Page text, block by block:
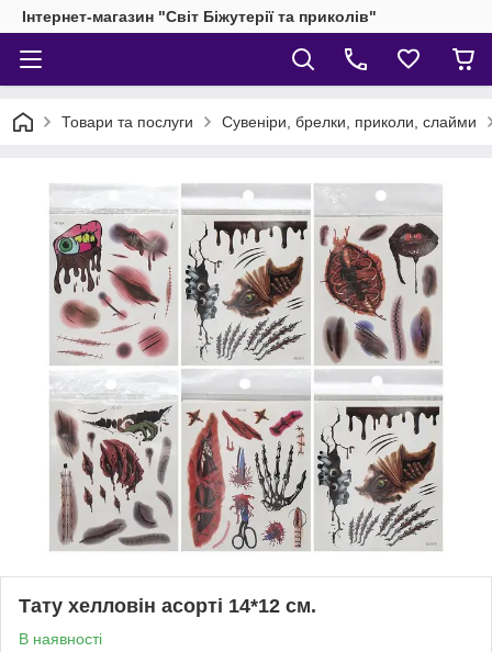
Інтернет-магазин "Світ Біжутерії та приколів"
Товари та послуги Сувеніри, брелки, приколи, слайми
Тату хелловін асорті 14*12 см.
В наявності